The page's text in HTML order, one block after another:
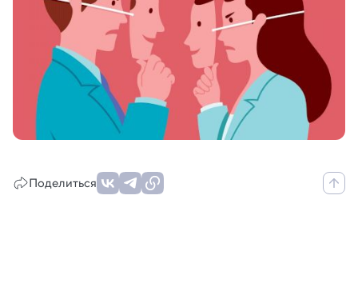
Поделиться